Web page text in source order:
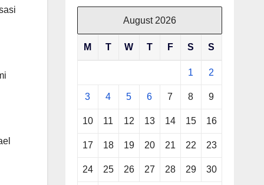
August 2026
M T W T F S S
1 2
3 4 5 6 7 8 9
10 11 12 13 14 15 16
17 18 19 20 21 22 23
24 25 26 27 28 29 30